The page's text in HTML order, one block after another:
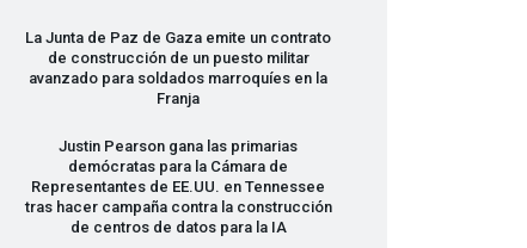
La Junta de Paz de Gaza emite un contrato
de construcción de un puesto militar
avanzado para soldados marroquíes en la
Franja
Justin Pearson gana las primarias
demócratas para la Cámara de
Representantes de EE.UU. en Tennessee
tras hacer campaña contra la construcción
de centros de datos para la IA